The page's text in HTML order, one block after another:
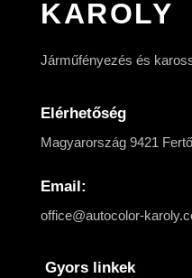
KAROLY
Járműfényezés és
Elérhetőség
Magyarország 9421
Email:
office@autocolor-
Gyors linkek